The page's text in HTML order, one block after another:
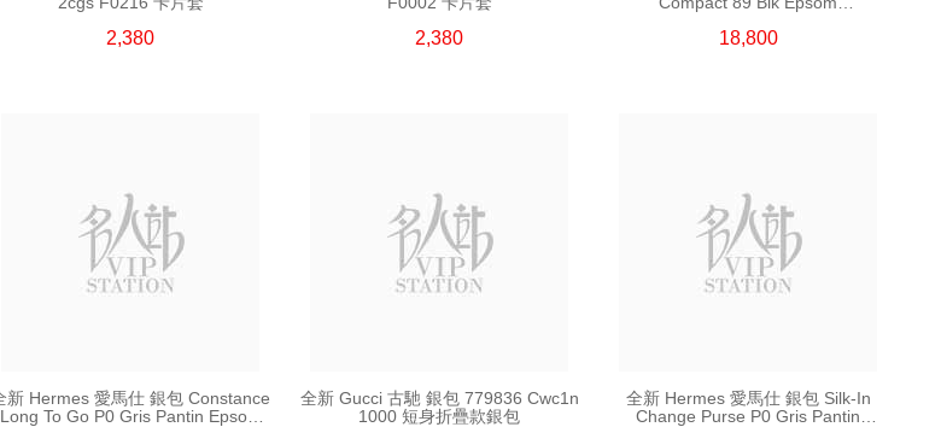
2,380 2,380 18,800
新 Hermes 愛馬仕 銀包 Constance
Long To Go P0 Gris Pantin Epsom
全新 Gucci 古馳 銀包 779836 Cwc1n
1000 短身折疊款銀包
全新 Hermes 愛馬仕 銀包 Silk-In
Change Purse P0 Gris Pantin